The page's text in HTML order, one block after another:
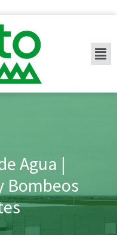
Agua |
Bombeos